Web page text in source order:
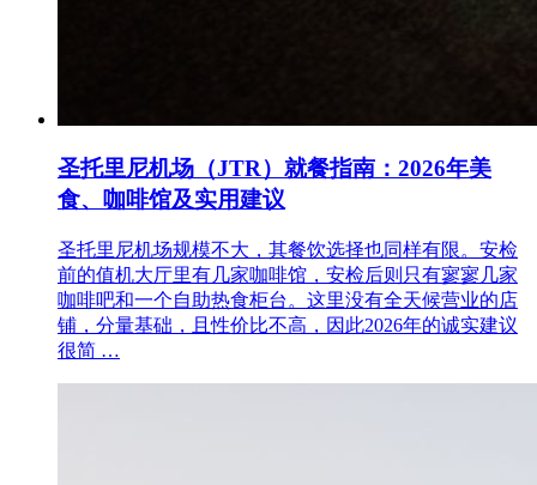
圣托里尼机场（JTR）就餐指南：2026年美
食、咖啡馆及实用建议
圣托里尼机场规模不大，其餐饮选择也同样有限。安检
前的值机大厅里有几家咖啡馆，安检后则只有寥寥几家
咖啡吧和一个自助热食柜台。这里没有全天候营业的店
铺，分量基础，且性价比不高，因此2026年的诚实建议
很简 …